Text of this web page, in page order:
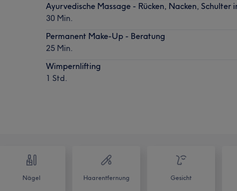
Ayurvedische Massage - Rücken, Nacken, Schulter
30 Min.
Permanent Make-Up - Beratung
25 Min.
Wimpernlifting
1 Std.
Nägel Haarentfernung Gesicht